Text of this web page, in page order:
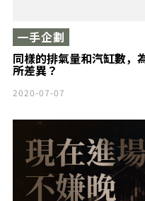
同樣的排氣量和汽缸數，
所差異？
一手企劃
2020-07-07